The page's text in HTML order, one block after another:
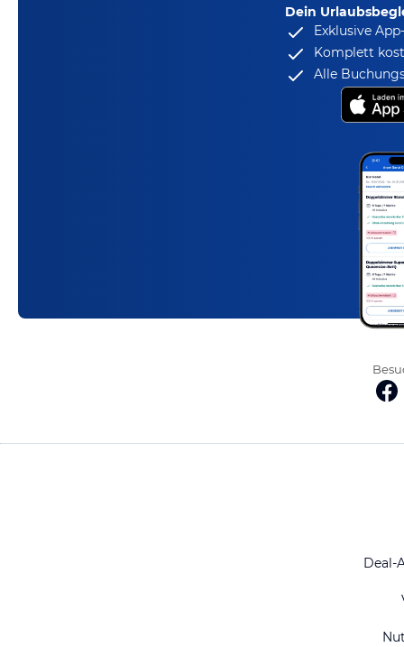
Dein
Exklusive
Komplett
Alle
Deal-